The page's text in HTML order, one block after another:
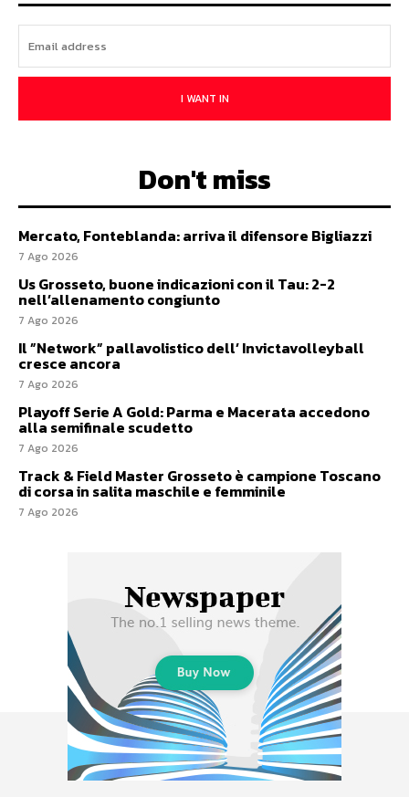
I WANT IN
Don't miss
Mercato, Fonteblanda: arriva il difensore Bigliazzi
7 Ago 2026
Us Grosseto, buone indicazioni con il Tau: 2-2
nell’allenamento congiunto
7 Ago 2026
Il ”Network” pallavolistico dell’ Invictavolleyball
cresce ancora
7 Ago 2026
Playoff Serie A Gold: Parma e Macerata accedono
alla semifinale scudetto
7 Ago 2026
Track & Field Master Grosseto è campione Toscano
di corsa in salita maschile e femminile
7 Ago 2026